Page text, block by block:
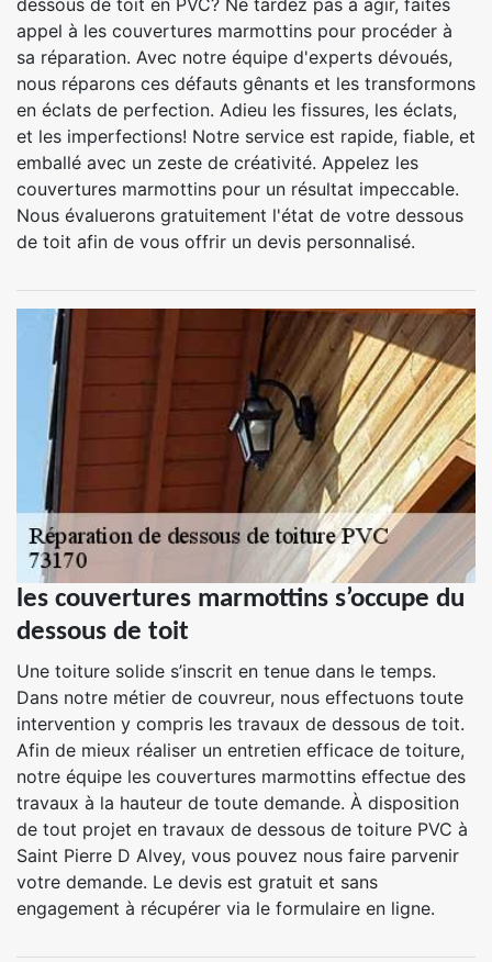
dessous de toit en PVC? Ne tardez pas à agir, faites
appel à les couvertures marmottins pour procéder à
sa réparation. Avec notre équipe d'experts dévoués,
nous réparons ces défauts gênants et les transformons
en éclats de perfection. Adieu les fissures, les éclats,
et les imperfections! Notre service est rapide, fiable, et
emballé avec un zeste de créativité. Appelez les
couvertures marmottins pour un résultat impeccable.
Nous évaluerons gratuitement l'état de votre dessous
de toit afin de vous offrir un devis personnalisé.
les couvertures marmottins s’occupe du
dessous de toit
Une toiture solide s’inscrit en tenue dans le temps.
Dans notre métier de couvreur, nous effectuons toute
intervention y compris les travaux de dessous de toit.
Afin de mieux réaliser un entretien efficace de toiture,
notre équipe les couvertures marmottins effectue des
travaux à la hauteur de toute demande. À disposition
de tout projet en travaux de dessous de toiture PVC à
Saint Pierre D Alvey, vous pouvez nous faire parvenir
votre demande. Le devis est gratuit et sans
engagement à récupérer via le formulaire en ligne.